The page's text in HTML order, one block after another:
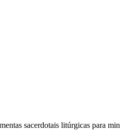
sacerdotais litúrgicas para